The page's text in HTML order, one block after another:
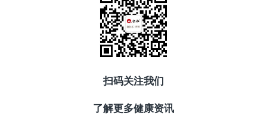
扫码关注我们
了解更多健康资讯